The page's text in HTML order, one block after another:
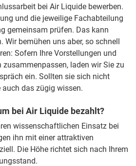
bei Air Liquide bewerben.
und die jeweilige Fachabteilung
gemeinsam prüfen. Das kann
Wir bemühen uns aber, so schnell
Sofern Ihre Vorstellungen und
zusammenpassen, laden wir Sie zu
ein. Sollten sie sich nicht
auch das zügig wissen.
bei Air Liquide bezahlt?
wissenschaftlichen Einsatz bei
ihn mit einer attraktiven
Die Höhe richtet sich nach Ihrem